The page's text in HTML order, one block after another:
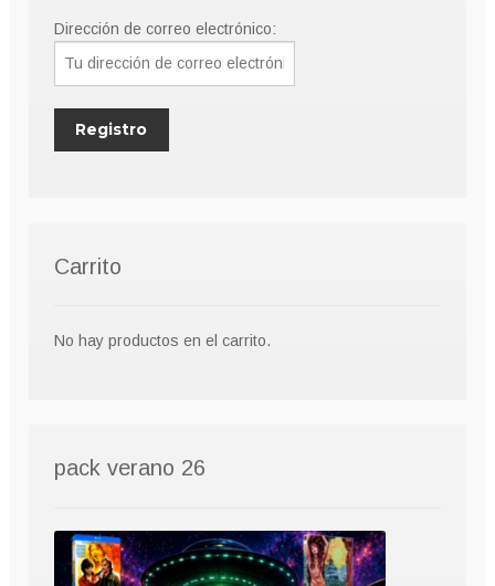
Dirección de correo electrónico:
Carrito
No hay productos en el carrito.
pack verano 26